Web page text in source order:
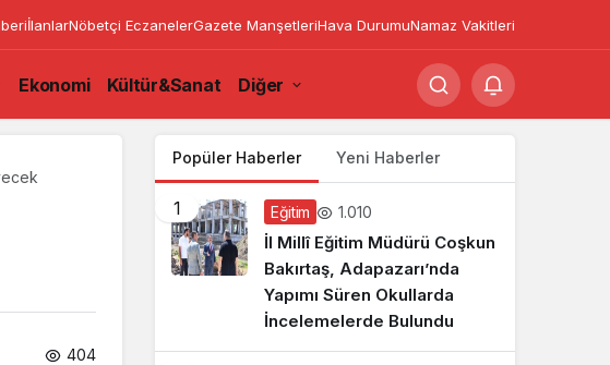
İlanlarNöbetçi EczanelerGazete ManşetleriHava DurumuNamaz Vakitleri
Ekonomi Kültür&Sanat Diğer
404
Popüler Haberler Yeni Haberler
1 Eğitim 1.010
İl Millî Eğitim Müdürü Coşkun
Bakırtaş, Adapazarı’nda
Yapımı Süren Okullarda
İncelemelerde Bulundu